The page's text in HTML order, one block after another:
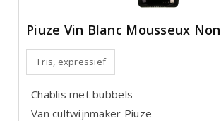
Piuze Vin Blanc Mousseux
Fris, expressief
Chablis met bubbels
Van cultwijnmaker Piuze